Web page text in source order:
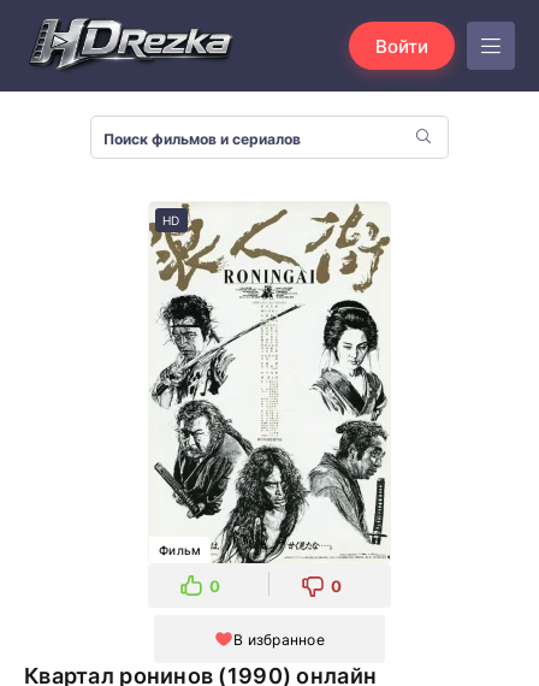
Войти
Квартал ронинов (1990) онлайн
HD
Фильм
0 0
В избранное